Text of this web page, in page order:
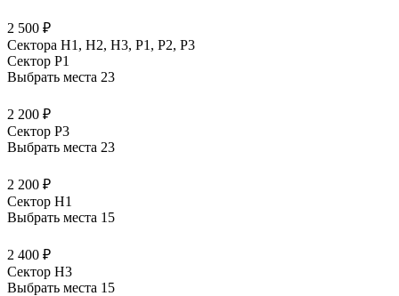
2 500 ₽
Сектора Н1, Н2, Н3, Р1, Р2, Р3
Сектор P1
Выбрать места 23
2 200 ₽
Сектор P3
Выбрать места 23
2 200 ₽
Сектор H1
Выбрать места 15
2 400 ₽
Сектор H3
Выбрать места 15